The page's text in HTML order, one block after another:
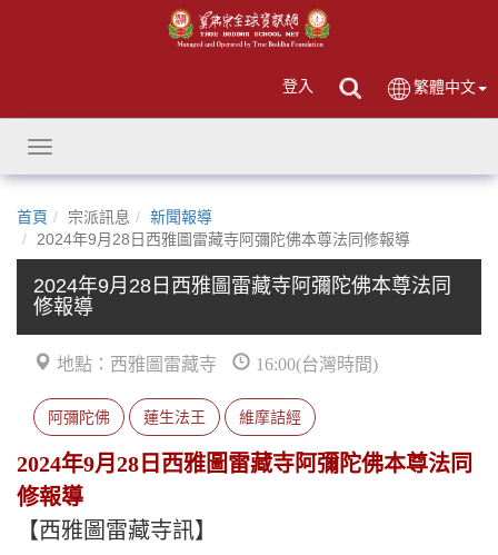
登入 繁體中文
Toggle
navigation
首頁 宗派訊息
新聞報導
2024年9月28日西雅圖雷藏寺阿彌陀佛本尊法同修報導
2024年9月28日西雅圖雷藏寺阿彌陀佛本尊法同
修報導
地點：西雅圖雷藏寺 16:00(台灣時間)
阿彌陀佛 蓮生法王 維摩詰經
2024年9月28日西雅圖雷藏寺阿彌陀佛本尊法同
修報導
【西雅圖雷藏寺訊】